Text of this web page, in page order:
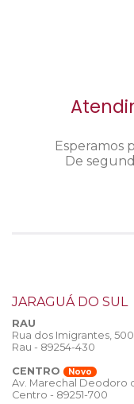
Esperamos
De
JARAGUÁ DO SUL
RAU
Rua dos Imigrantes, 500
Rau - 89254-430
CENTRO
Novo
Av. Marechal Deodoro
Centro - 89251-700